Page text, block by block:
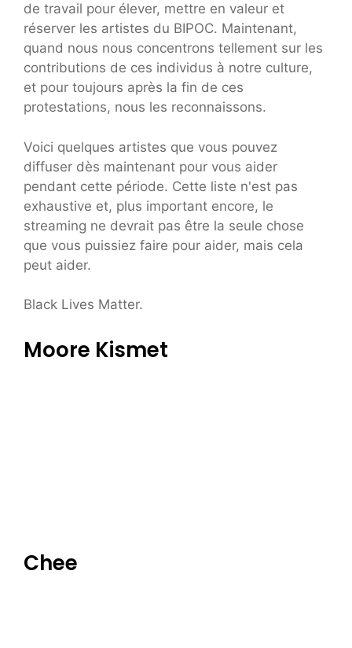
de travail pour élever, mettre en valeur et
réserver les artistes du BIPOC. Maintenant,
quand nous nous concentrons tellement sur les
contributions de ces individus à notre culture,
et pour toujours après la fin de ces
protestations, nous les reconnaissons.
Voici quelques artistes que vous pouvez
diffuser dès maintenant pour vous aider
pendant cette période. Cette liste n'est pas
exhaustive et, plus important encore, le
streaming ne devrait pas être la seule chose
que vous puissiez faire pour aider, mais cela
peut aider.
Black Lives Matter.
Moore Kismet
Chee